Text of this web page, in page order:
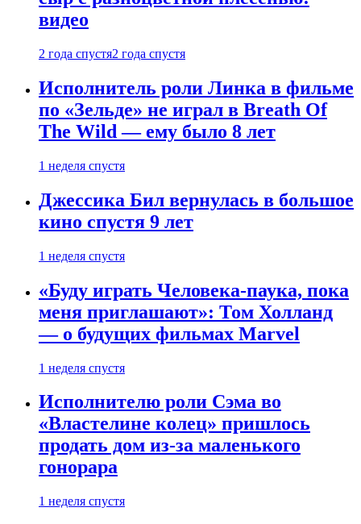
видео
2 года спустя2 года спустя
Исполнитель роли Линка в фильме
по «Зельде» не играл в Breath Of
The Wild — ему было 8 лет
1 неделя спустя
Джессика Бил вернулась в большое
кино спустя 9 лет
1 неделя спустя
«Буду играть Человека-паука, пока
меня приглашают»: Том Холланд
— о будущих фильмах Marvel
1 неделя спустя
Исполнителю роли Сэма во
«Властелине колец» пришлось
продать дом из-за маленького
гонорара
1 неделя спустя